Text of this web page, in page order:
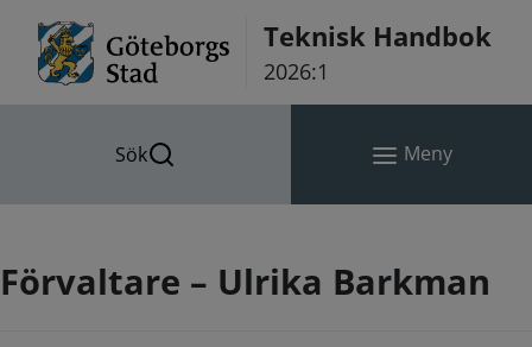
Teknisk Handbok
2026:1
Sök Meny
Förvaltare – Ulrika Barkman